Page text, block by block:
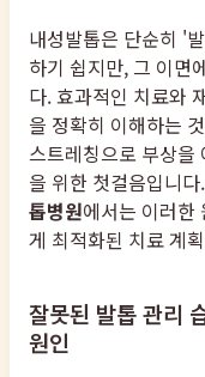
내성발톱은 단순히 '
하기 쉽지만, 그 이면
다. 효과적인 치료와
을 정확히 이해하는
스트레칭으로 부상을
을 위한 첫걸음입니
톱병원에서는 이러한
게 최적화된 치료 계
잘못된 발톱 관리
원인